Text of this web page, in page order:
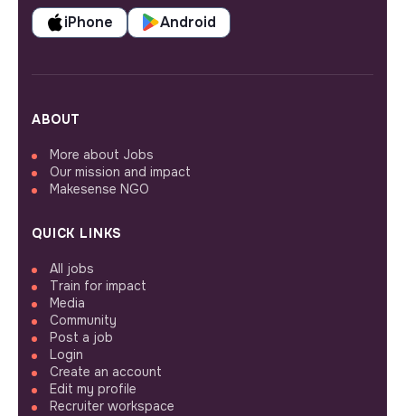
iPhone Android
ABOUT
More about Jobs
Our mission and impact
Makesense NGO
QUICK LINKS
All jobs
Train for impact
Media
Community
Post a job
Login
Create an account
Edit my profile
Recruiter workspace